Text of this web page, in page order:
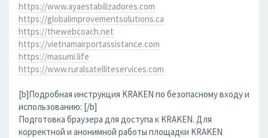
https://www.ayaestabilizadores.com
https://globalimprovementsolutions.ca
https://thewebcoach.net
https://vietnamairportassistance.com
https://masumi.life
https://www.ruralsatelliteservices.com
[b]Подробная инструкция KRAKEN по безопасному входу и
использованию: [/b]
Подготовка браузера для доступа к KRAKEN. Для
корректной и анонимной работы площадки KRAKEN